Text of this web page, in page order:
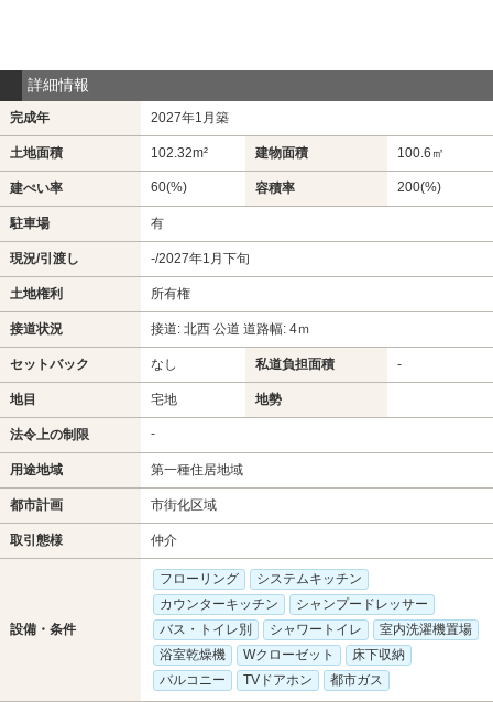
詳細情報
完成年 2027年1月築
土地面積 102.32m² 建物面積 100.6㎡
建ぺい率 60(%) 容積率 200(%)
駐車場 有
現況/引渡し -/2027年1月下旬
土地権利 所有権
接道状況 接道: 北西 公道 道路幅: 4ｍ
セットバック なし 私道負担面積 -
地目 宅地 地勢
法令上の制限 -
用途地域 第一種住居地域
都市計画 市街化区域
取引態様 仲介
設備・条件
フローリング
システムキッチン
カウンターキッチン
シャンプードレッサー
バス・トイレ別
シャワートイレ
室内洗濯機置場
浴室乾燥機
Wクローゼット
床下収納
バルコニー
TVドアホン 都市ガス